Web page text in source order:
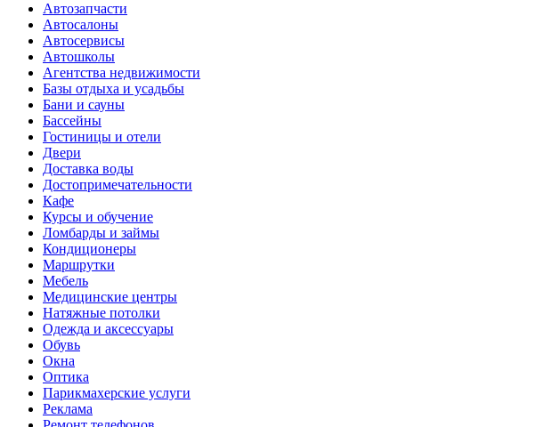
Автозапчасти
Автосалоны
Автосервисы
Автошколы
Агентства недвижимости
Базы отдыха и усадьбы
Бани и сауны
Бассейны
Гостиницы и отели
Двери
Доставка воды
Достопримечательности
Кафе
Курсы и обучение
Ломбарды и займы
Кондиционеры
Маршрутки
Мебель
Медицинские центры
Натяжные потолки
Одежда и аксессуары
Обувь
Окна
Оптика
Парикмахерские услуги
Реклама